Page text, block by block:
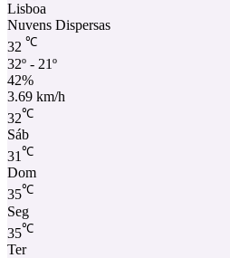
Lisboa
Nuvens Dispersas
32 ℃
32º - 21º
42%
3.69 km/h
32℃
Sáb
31 ℃
Dom
35℃
Seg
35℃
Ter